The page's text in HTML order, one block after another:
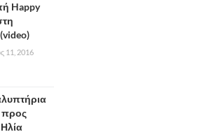
Happy
11, 2016
προς